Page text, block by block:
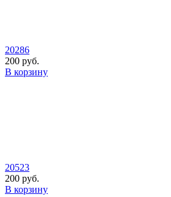
20286
200 руб.
В корзину
20523
200 руб.
В корзину